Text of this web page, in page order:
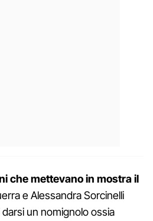
che mettevano in mostra il
e Alessandra Sorcinelli
un nomignolo ossia